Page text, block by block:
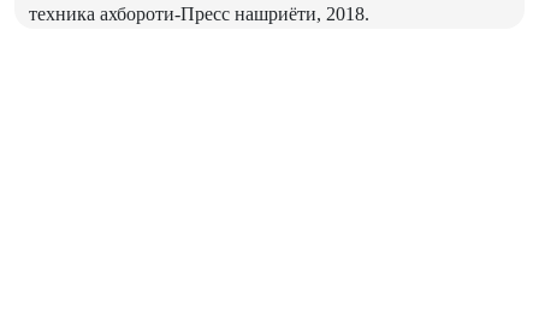
техника ахбороти-Пресс нашриёти, 2018.